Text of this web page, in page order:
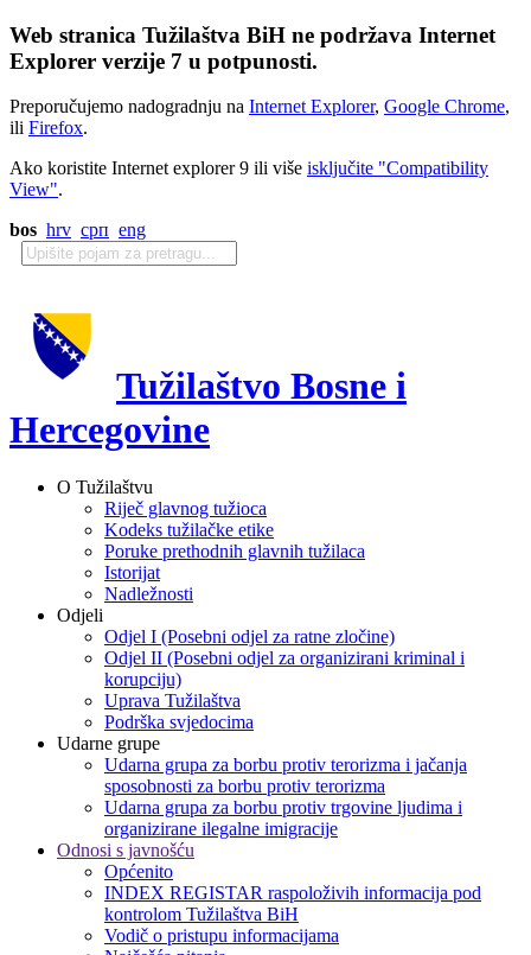
Web stranica Tužilaštva BiH ne podržava Internet
Explorer verzije 7 u potpunosti.
Preporučujemo nadogradnju na Internet Explorer, Google Chrome,
ili Firefox.
Ako koristite Internet explorer 9 ili više isključite "Compatibility
View".
bos hrv срп eng
Tužilaštvo Bosne i
Hercegovine
O Tužilaštvu
Riječ glavnog tužioca
Kodeks tužilačke etike
Poruke prethodnih glavnih tužilaca
Istorijat
Nadležnosti
Odjeli
Odjel I (Posebni odjel za ratne zločine)
Odjel II (Posebni odjel za organizirani kriminal i
korupciju)
Uprava Tužilaštva
Podrška svjedocima
Udarne grupe
Udarna grupa za borbu protiv terorizma i jačanja
sposobnosti za borbu protiv terorizma
Udarna grupa za borbu protiv trgovine ljudima i
organizirane ilegalne imigracije
Odnosi s javnošću
Općenito
INDEX REGISTAR raspoloživih informacija pod
kontrolom Tužilaštva BiH
Vodič o pristupu informacijama